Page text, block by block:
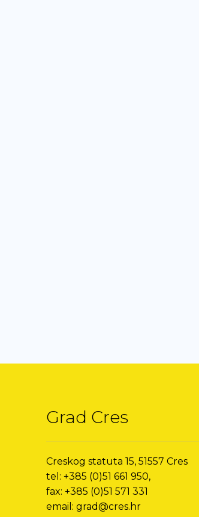
Grad Cres
Creskog statuta 15, 51557 Cres
tel: +385 (0)51 661 950,
fax: +385 (0)51 571 331
email: grad@cres.hr